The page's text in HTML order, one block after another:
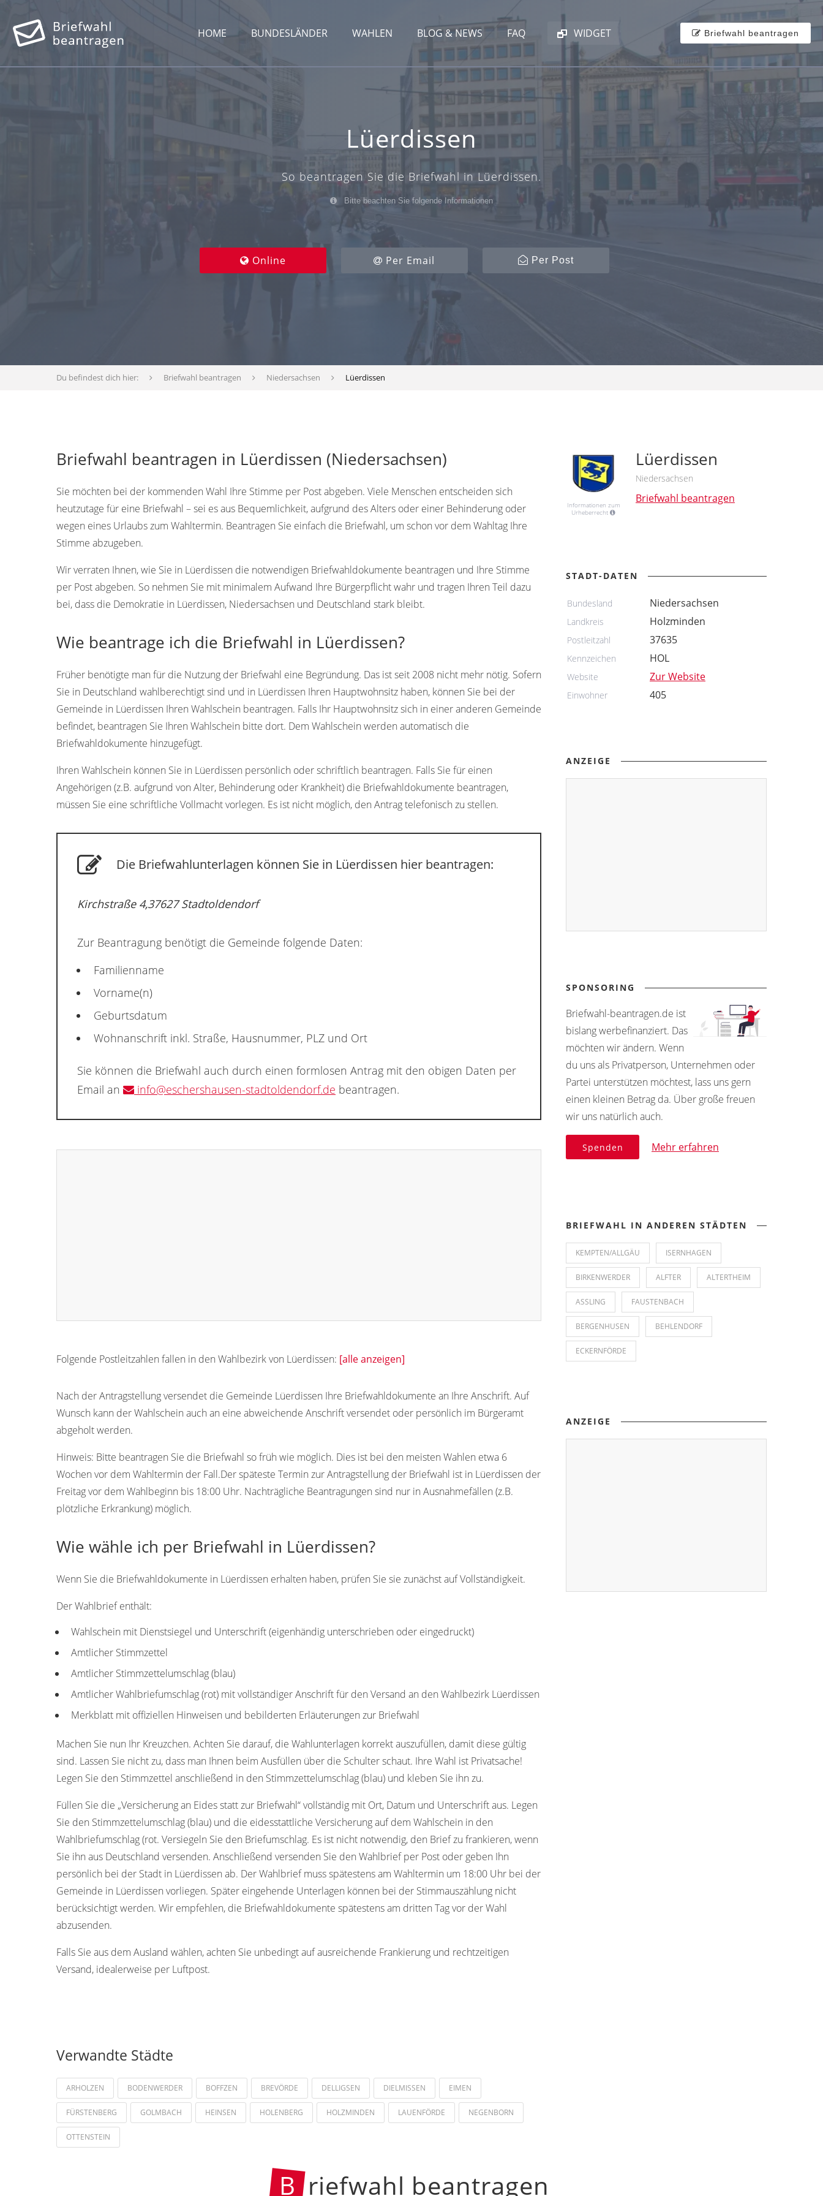
HOME BUNDESLÄNDER WAHLEN BLOG & NEWS FAQ WIDGET Briefwahl beantragen
Lüerdissen
So beantragen Sie die Briefwahl in Lüerdissen.
Bitte beachten Sie folgende Informationen
Online Per Email Per Post
Du befindest dich hier: Briefwahl beantragen Niedersachsen Lüerdissen
Briefwahl beantragen in Lüerdissen (Niedersachsen)
Sie möchten bei der kommenden Wahl Ihre Stimme per Post abgeben. Viele Menschen entscheiden sich
heutzutage für eine Briefwahl – sei es aus Bequemlichkeit, aufgrund des Alters oder einer Behinderung oder
wegen eines Urlaubs zum Wahltermin. Beantragen Sie einfach die Briefwahl, um schon vor dem Wahltag Ihre
Stimme abzugeben.
Wir verraten Ihnen, wie Sie in Lüerdissen die notwendigen Briefwahldokumente beantragen und Ihre Stimme
per Post abgeben. So nehmen Sie mit minimalem Aufwand Ihre Bürgerpflicht wahr und tragen Ihren Teil dazu
bei, dass die Demokratie in Lüerdissen, Niedersachsen und Deutschland stark bleibt.
Wie beantrage ich die Briefwahl in Lüerdissen?
Früher benötigte man für die Nutzung der Briefwahl eine Begründung. Das ist seit 2008 nicht mehr nötig. Sofern
Sie in Deutschland wahlberechtigt sind und in Lüerdissen Ihren Hauptwohnsitz haben, können Sie bei der
Gemeinde in Lüerdissen Ihren Wahlschein beantragen. Falls Ihr Hauptwohnsitz sich in einer anderen Gemeinde
befindet, beantragen Sie Ihren Wahlschein bitte dort. Dem Wahlschein werden automatisch die
Briefwahldokumente hinzugefügt.
Ihren Wahlschein können Sie in Lüerdissen persönlich oder schriftlich beantragen. Falls Sie für einen
Angehörigen (z.B. aufgrund von Alter, Behinderung oder Krankheit) die Briefwahldokumente beantragen,
müssen Sie eine schriftliche Vollmacht vorlegen. Es ist nicht möglich, den Antrag telefonisch zu stellen.
Die Briefwahlunterlagen können Sie in Lüerdissen hier beantragen:
Kirchstraße 4,37627 Stadtoldendorf
Zur Beantragung benötigt die Gemeinde folgende Daten:
Familienname
Vorname(n)
Geburtsdatum
Wohnanschrift inkl. Straße, Hausnummer, PLZ und Ort
Sie können die Briefwahl auch durch einen formlosen Antrag mit den obigen Daten per
Email an
info@eschershausen-stadtoldendorf.de beantragen.
Folgende Postleitzahlen fallen in den Wahlbezirk von Lüerdissen: [alle anzeigen]
Nach der Antragstellung versendet die Gemeinde Lüerdissen Ihre Briefwahldokumente an Ihre Anschrift. Auf
Wunsch kann der Wahlschein auch an eine abweichende Anschrift versendet oder persönlich im Bürgeramt
abgeholt werden.
Hinweis: Bitte beantragen Sie die Briefwahl so früh wie möglich. Dies ist bei den meisten Wahlen etwa 6
Wochen vor dem Wahltermin der Fall.Der späteste Termin zur Antragstellung der Briefwahl ist in Lüerdissen der
Freitag vor dem Wahlbeginn bis 18:00 Uhr. Nachträgliche Beantragungen sind nur in Ausnahmefällen (z.B.
plötzliche Erkrankung) möglich.
Wie wähle ich per Briefwahl in Lüerdissen?
Wenn Sie die Briefwahldokumente in Lüerdissen erhalten haben, prüfen Sie sie zunächst auf Vollständigkeit.
Der Wahlbrief enthält:
Wahlschein mit Dienstsiegel und Unterschrift (eigenhändig unterschrieben oder eingedruckt)
Amtlicher Stimmzettel
Amtlicher Stimmzettelumschlag (blau)
Amtlicher Wahlbriefumschlag (rot) mit vollständiger Anschrift für den Versand an den Wahlbezirk Lüerdissen
Merkblatt mit offiziellen Hinweisen und bebilderten Erläuterungen zur Briefwahl
Machen Sie nun Ihr Kreuzchen. Achten Sie darauf, die Wahlunterlagen korrekt auszufüllen, damit diese gültig
sind. Lassen Sie nicht zu, dass man Ihnen beim Ausfüllen über die Schulter schaut. Ihre Wahl ist Privatsache!
Legen Sie den Stimmzettel anschließend in den Stimmzettelumschlag (blau) und kleben Sie ihn zu.
Füllen Sie die „Versicherung an Eides statt zur Briefwahl“ vollständig mit Ort, Datum und Unterschrift aus. Legen
Sie den Stimmzettelumschlag (blau) und die eidesstattliche Versicherung auf dem Wahlschein in den
Wahlbriefumschlag (rot. Versiegeln Sie den Briefumschlag. Es ist nicht notwendig, den Brief zu frankieren, wenn
Sie ihn aus Deutschland versenden. Anschließend versenden Sie den Wahlbrief per Post oder geben Ihn
persönlich bei der Stadt in Lüerdissen ab. Der Wahlbrief muss spätestens am Wahltermin um 18:00 Uhr bei der
Gemeinde in Lüerdissen vorliegen. Später eingehende Unterlagen können bei der Stimmauszählung nicht
berücksichtigt werden. Wir empfehlen, die Briefwahldokumente spätestens am dritten Tag vor der Wahl
abzusenden.
Falls Sie aus dem Ausland wählen, achten Sie unbedingt auf ausreichende Frankierung und rechtzeitigen
Versand, idealerweise per Luftpost.
Verwandte Städte
ARHOLZEN BODENWERDER BOFFZEN BREVÖRDE DELLIGSEN DIELMISSEN EIMEN
FÜRSTENBERG GOLMBACH HEINSEN HOLENBERG HOLZMINDEN LAUENFÖRDE NEGENBORN
OTTENSTEIN
Informationen zum
Urheberrecht
Lüerdissen
Niedersachsen
Briefwahl beantragen
STADT-DATEN
Bundesland Niedersachsen
Landkreis Holzminden
Postleitzahl 37635
Kennzeichen HOL
Website Zur Website
Einwohner 405
ANZEIGE
SPONSORING
Briefwahl-beantragen.de ist
bislang werbefinanziert. Das
möchten wir ändern. Wenn
du uns als Privatperson, Unternehmen oder
Partei unterstützen möchtest, lass uns gern
einen kleinen Betrag da. Über große freuen
wir uns natürlich auch.
Spenden Mehr erfahren
BRIEFWAHL IN ANDEREN STÄDTEN
KEMPTEN/ALLGÄU ISERNHAGEN
BIRKENWERDER ALFTER ALTERTHEIM
ASSLING FAUSTENBACH
BERGENHUSEN BEHLENDORF
ECKERNFÖRDE
ANZEIGE
B riefwahl beantragen